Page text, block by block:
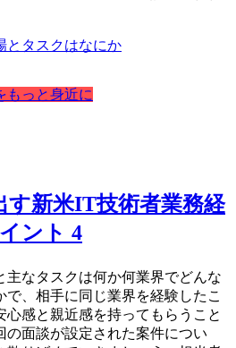
もっと身近に
す新米IT技術者業務経
ント 4
主なタスクは何か何業界でどんな
で、相手に同じ業界を経験したこ
心感と親近感を持ってもらうこと
の面談が設定された案件につい